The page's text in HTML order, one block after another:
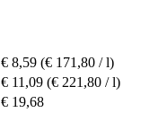
€ 8,59 (€ 171,80 / l)
€ 11,09 (€ 221,80 / l)
€ 19,68